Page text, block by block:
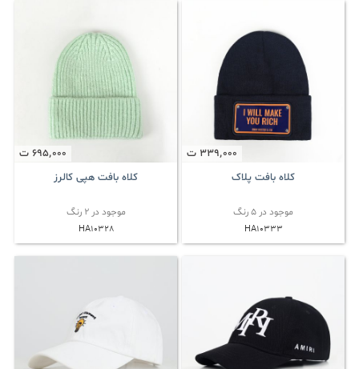
339٬000 ت
کلاه بافت پلاک
موجود در 5 رنگ
HA10333
695٬000 ت
کلاه بافت هپی کالرز
موجود در 2 رنگ
HA10328